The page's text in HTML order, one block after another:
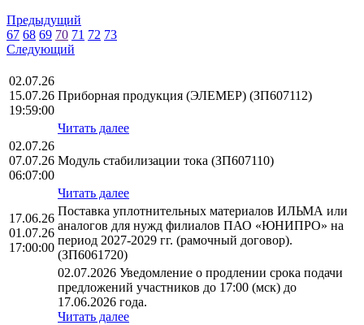
Предыдущий
67 68 69 70 71 72 73
Следующий
02.07.26
15.07.26
19:59:00
Приборная продукция (ЭЛЕМЕР) (ЗП607112)
Читать далее
02.07.26
07.07.26
06:07:00
Модуль стабилизации тока (ЗП607110)
Читать далее
17.06.26
01.07.26
17:00:00
Поставка уплотнительных материалов ИЛЬМА или
аналогов для нужд филиалов ПАО «ЮНИПРО» на
период 2027-2029 гг. (рамочный договор).
(ЗП6061720)
02.07.2026 Уведомление о продлении срока подачи
предложений участников до 17:00 (мск) до
17.06.2026 года.
Читать далее